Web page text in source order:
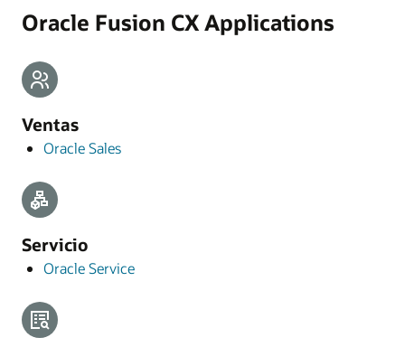
Oracle Fusion CX Applications
Ventas
Oracle Sales
Servicio
Oracle Service